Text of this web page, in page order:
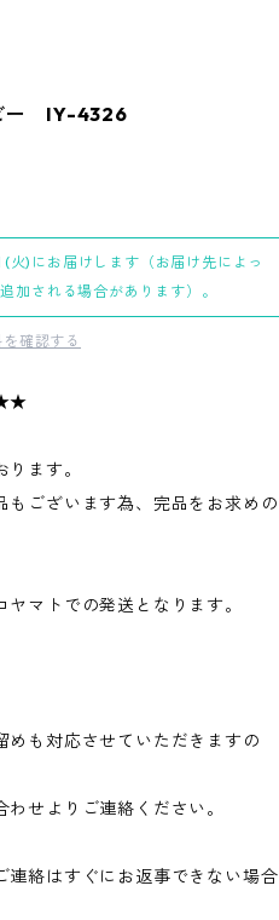
ー IY-4326
火)にお届けします（お届け先によっ
加される場合があります）。
確認する
ます。
ございます為、完品をお求めの
マトでの発送となります。
めも対応させていただきますの
せよりご連絡ください。
連絡はすぐにお返事できない場合